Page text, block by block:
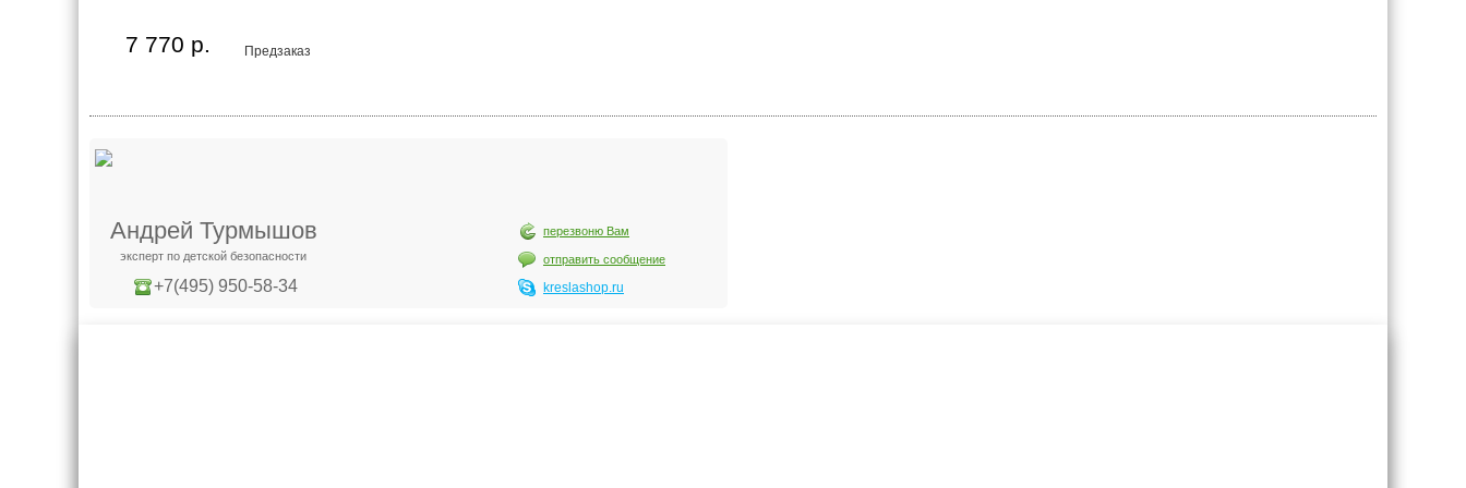
Предзаказ
7 770 р.
Андрей Турмышов
эксперт по детской безопасности
+7(495) 950-58-34
перезвоню Вам
отправить сообщение
kreslashop.ru